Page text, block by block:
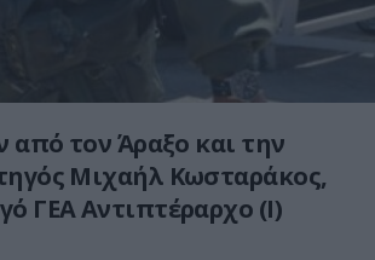
τον Άραξο και την
Μιχαήλ Κωσταράκος,
ΓΕΑ Αντιπτέραρχο (Ι)